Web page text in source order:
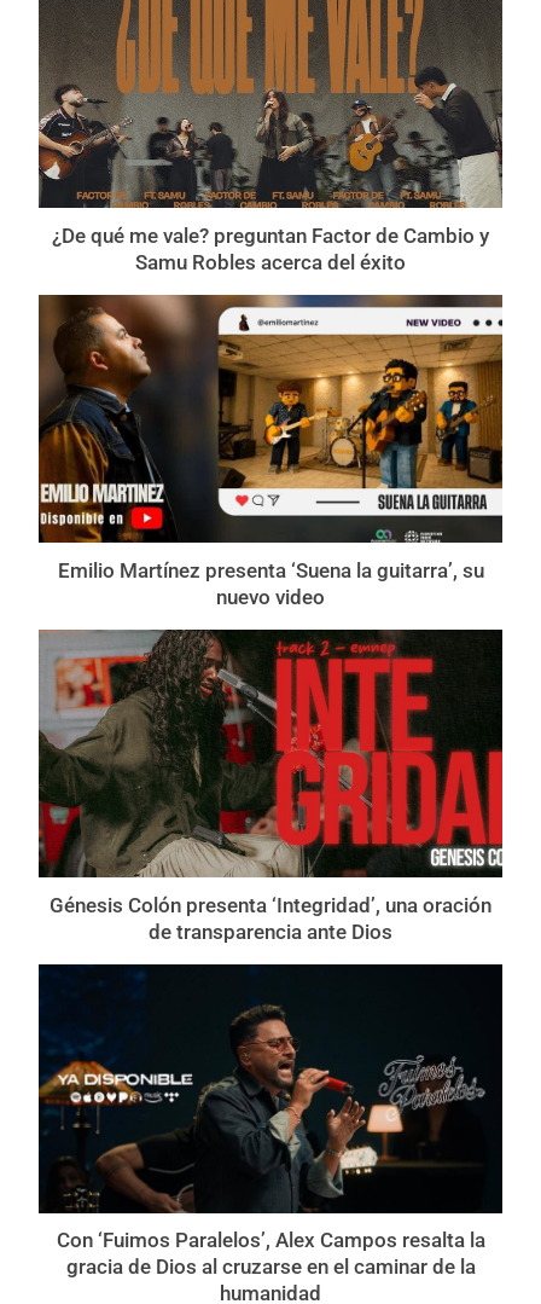
¿De qué me vale? preguntan Factor de Cambio y
Samu Robles acerca del éxito
Emilio Martínez presenta ‘Suena la guitarra’, su
nuevo video
Génesis Colón presenta ‘Integridad’, una oración
de transparencia ante Dios
Con ‘Fuimos Paralelos’, Alex Campos resalta la
gracia de Dios al cruzarse en el caminar de la
humanidad